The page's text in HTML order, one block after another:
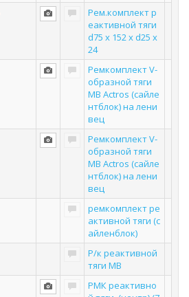
Рем.комплект р
еактивной тяги
d75 x 152 x d25 x
24
Ремкомплект V-
образной тяги
MB Actros (сайле
нтблок) на лени
вец
Ремкомплект V-
образной тяги
MB Actros (сайле
нтблок) на лени
вец
ремкомплект ре
активной тяги (с
айленблок)
Р/к реактивной
тяги MB
РМК реактивно